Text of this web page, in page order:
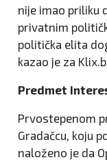
nije imao priliku
privatnim
politička elita
kazao je za
Predmet
Prvostepenom
Gradačcu, koju
naloženo je da